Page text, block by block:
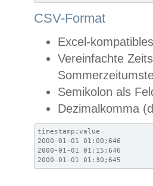
CSV-Format
Excel-
Vereinfachte
Semikolon als
Dezimalkomma
timestamp;value
2000-01-01 01:00;646
2000-01-01 01:15;646
2000-01-01 01:30;645